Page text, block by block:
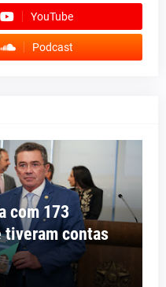
YouTube
Podcast
com 173
tiveram contas